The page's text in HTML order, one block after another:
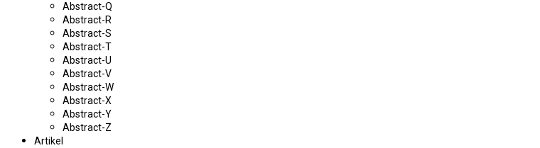
Abstract-Q
Abstract-R
Abstract-S
Abstract-T
Abstract-U
Abstract-V
Abstract-W
Abstract-X
Abstract-Y
Abstract-Z
Artikel